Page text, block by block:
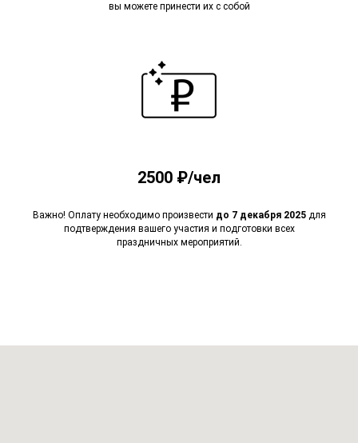
вы можете принести их с собой
2500 ₽/чел
Важно! Оплату необходимо произвести до 7 декабря 2025для
подтверждения вашего участия и подготовки всех
праздничных мероприятий.